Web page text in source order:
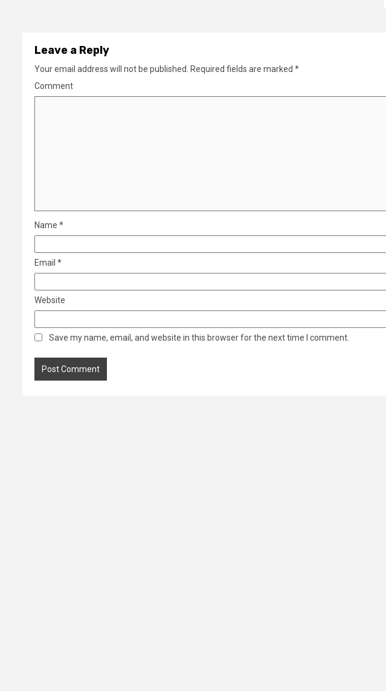
Leave a Reply
Your email address will not be published. Required fields are marked *
Comment
Name *
Email *
Website
Save my name, email, and website in this browser for the next time I comment.